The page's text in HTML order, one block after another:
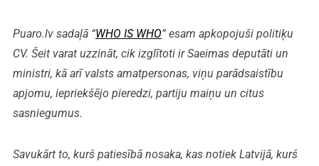
Puaro.lv sadaļā “WHO IS WHO” esam apkopojuši politiķu
CV. Šeit varat uzzināt, cik izglītoti ir Saeimas deputāti un
ministri, kā arī valsts amatpersonas, viņu parādsaistību
apjomu, iepriekšējo pieredzi, partiju maiņu un citus
sasniegumus.
Savukārt to, kurš patiesībā nosaka, kas notiek Latvijā, kurš